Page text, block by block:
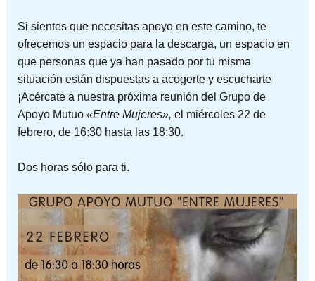
Si sientes que necesitas apoyo en este camino, te
ofrecemos un espacio para la descarga, un espacio en
que personas que ya han pasado por tu misma
situación están dispuestas a acogerte y escucharte
¡Acércate a nuestra próxima reunión del Grupo de
Apoyo Mutuo «Entre Mujeres», el miércoles 22 de
febrero, de 16:30 hasta las 18:30.
Dos horas sólo para ti.